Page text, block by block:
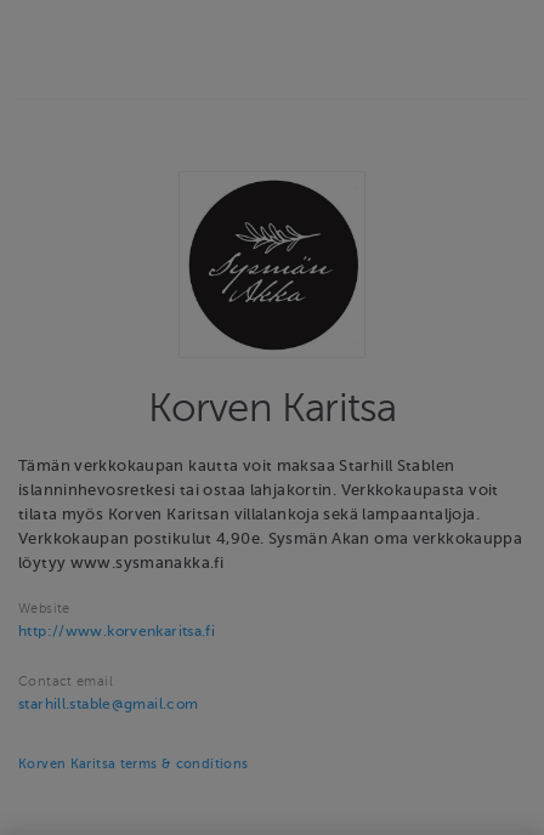
Korven Karitsa
Tämän verkkokaupan kautta voit maksaa Starhill Stablen
islanninhevosretkesi tai ostaa lahjakortin. Verkkokaupasta voit
tilata myös Korven Karitsan villalankoja sekä lampaantaljoja.
Verkkokaupan postikulut 4,90e. Sysmän Akan oma verkkokauppa
löytyy www.sysmanakka.fi
Website
http://www.korvenkaritsa.fi
Contact email
starhill.stable@gmail.com
Korven Karitsa terms & conditions